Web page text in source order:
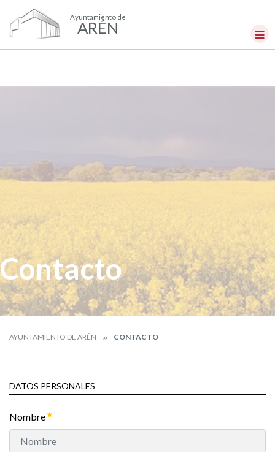
Ayuntamiento de
ARÉN
Contacto
AYUNTAMIENTO DE ARÉN CONTACTO
DATOS PERSONALES
Nombre